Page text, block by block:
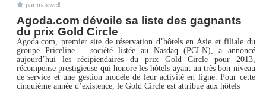
par maxwell
Agoda.com dévoile sa liste des gagnants
du prix Gold Circle
Agoda.com, premier site de réservation d’hôtels en Asie et filiale du
groupe Priceline – société listée au Nasdaq (PCLN), a annoncé
aujourd’hui les récipiendaires du prix Gold Circle pour 2013,
récompense prestigieuse qui honore les hôtels ayant un très bon niveau
de service et une gestion modèle de leur activité en ligne. Pour cette
cinquième année d’existence, le Gold Circle est attribué aux hôtels